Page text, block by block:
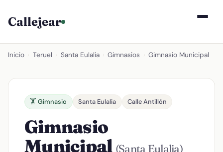
Callejear
Inicio Teruel Santa Eulalia Gimnasios Gimnasio Municipal
🏋️ Gimnasio Santa Eulalia Calle Antillón
Gimnasio
Municipal (Santa Eulalia)